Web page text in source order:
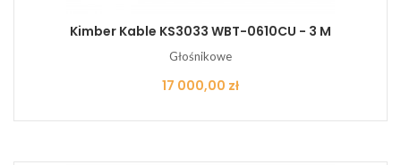
Kimber Kable KS3033 WBT-0610CU - 3 M
Głośnikowe
Cena
17 000,00 zł